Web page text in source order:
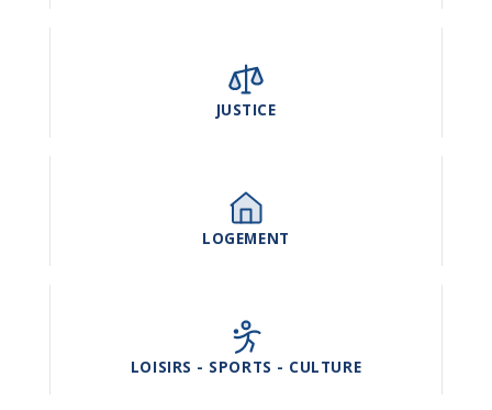
JUSTICE
LOGEMENT
LOISIRS - SPORTS - CULTURE